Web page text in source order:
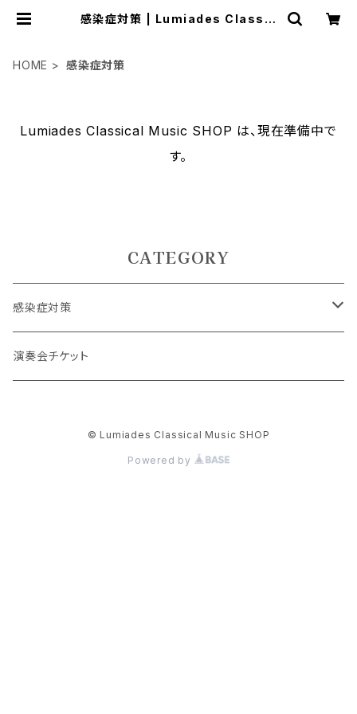
感染症対策 | Lumiades Classic
HOME 感染症対策
Lumiades Classical Music SHOP は、現在準備中で
す。
CATEGORY
感染症対策
お得なセット商品
演奏会チケット
© Lumiades Classical Music SHOP
Powered by